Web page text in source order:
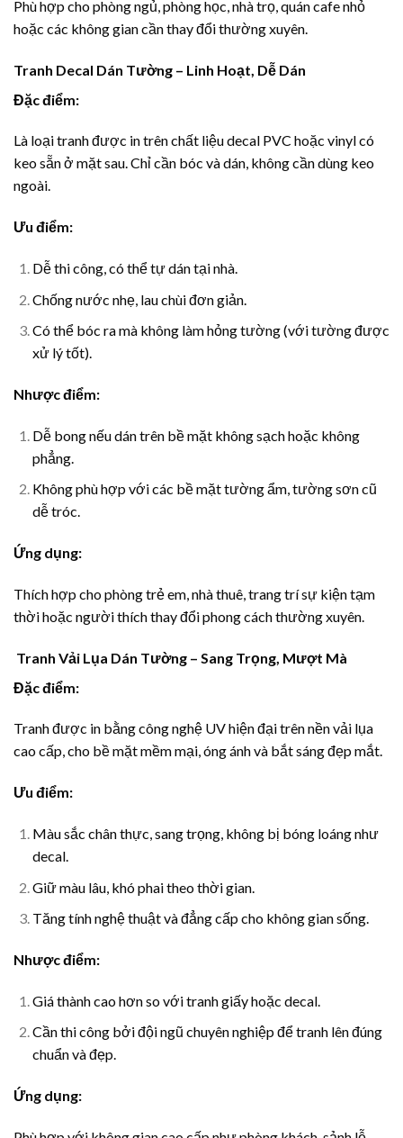
Phù hợp cho phòng ngủ, phòng học, nhà trọ, quán cafe nhỏ
hoặc các không gian cần thay đổi thường xuyên.
Tranh Decal Dán Tường – Linh Hoạt, Dễ Dán
Đặc điểm:
Là loại tranh được in trên chất liệu decal PVC hoặc vinyl có
keo sẵn ở mặt sau. Chỉ cần bóc và dán, không cần dùng keo
ngoài.
Ưu điểm:
Dễ thi công, có thể tự dán tại nhà.
Chống nước nhẹ, lau chùi đơn giản.
Có thể bóc ra mà không làm hỏng tường (với tường được
xử lý tốt).
Nhược điểm:
Dễ bong nếu dán trên bề mặt không sạch hoặc không
phẳng.
Không phù hợp với các bề mặt tường ẩm, tường sơn cũ
dễ tróc.
Ứng dụng:
Thích hợp cho phòng trẻ em, nhà thuê, trang trí sự kiện tạm
thời hoặc người thích thay đổi phong cách thường xuyên.
Tranh Vải Lụa Dán Tường – Sang Trọng, Mượt Mà
Đặc điểm:
Tranh được in bằng công nghệ UV hiện đại trên nền vải lụa
cao cấp, cho bề mặt mềm mại, óng ánh và bắt sáng đẹp mắt.
Ưu điểm:
Màu sắc chân thực, sang trọng, không bị bóng loáng như
decal.
Giữ màu lâu, khó phai theo thời gian.
Tăng tính nghệ thuật và đẳng cấp cho không gian sống.
Nhược điểm:
Giá thành cao hơn so với tranh giấy hoặc decal.
Cần thi công bởi đội ngũ chuyên nghiệp để tranh lên đúng
chuẩn và đẹp.
Ứng dụng: